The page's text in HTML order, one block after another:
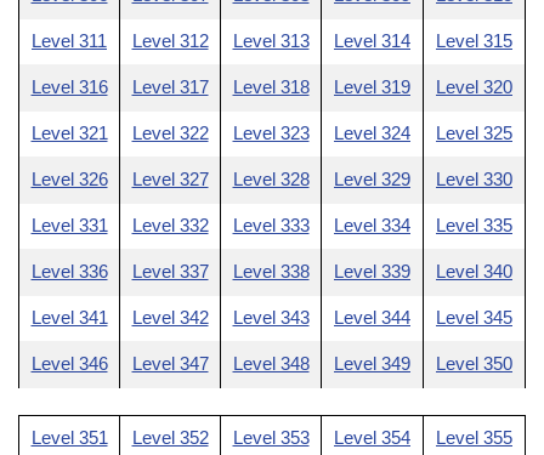
Level 311 Level 312 Level 313 Level 314 Level 315
Level 316 Level 317 Level 318 Level 319 Level 320
Level 321 Level 322 Level 323 Level 324 Level 325
Level 326 Level 327 Level 328 Level 329 Level 330
Level 331 Level 332 Level 333 Level 334 Level 335
Level 336 Level 337 Level 338 Level 339 Level 340
Level 341 Level 342 Level 343 Level 344 Level 345
Level 346 Level 347 Level 348 Level 349 Level 350
Level 351 Level 352 Level 353 Level 354 Level 355